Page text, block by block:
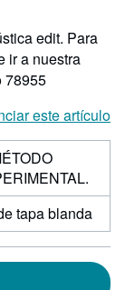
edit. Para
ir a nuestra
78955
este artículo
tapa blanda